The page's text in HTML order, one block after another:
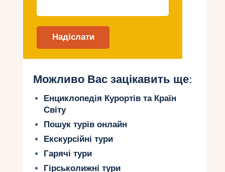
повітря дозволяють дітям
насолоджуватися відпочинком на
свіжому повітрі.
Найкращі напрямки для
літнього відпочинку з дітьми
1. Дубровник
Дубровник – це поєднання багатої історії та
пляжного відпочинку.
Пляжі:
Можливо Вас зацікавить ще:
Енциклопедія Курортів та Країн
Світу
Пошук турів онлайн
Екскурсійні тури
Гарячі тури
Гірськолижні тури